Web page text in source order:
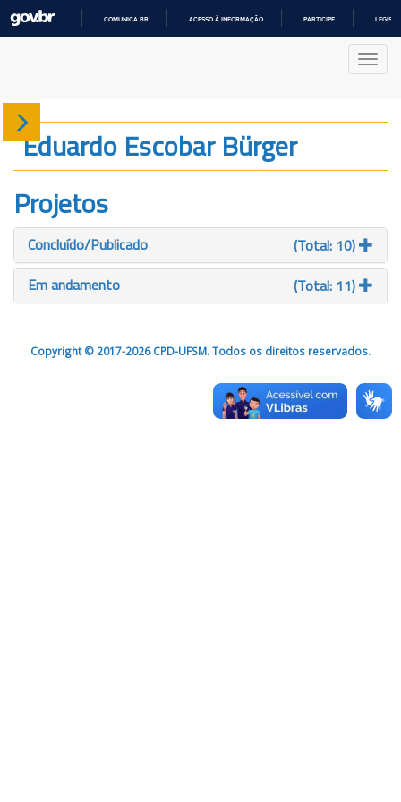
COMUNICA BR ACESSO À INFORMAÇÃO PARTICIPE
Sobre
Produção
Projetos
Gráficos
Eduardo Escobar Bürger
Projetos
Concluído/Publicado
(Total: 10)
Em andamento
(Total: 11)
Copyright © 2017-2026 CPD-UFSM. Todos os direitos reservados.